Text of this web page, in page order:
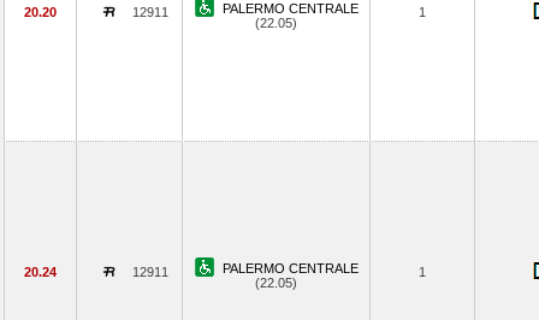
20.20 12911
PALERMO CENTRALE
(22.05)
1
20.24 12911
PALERMO CENTRALE
(22.05)
1